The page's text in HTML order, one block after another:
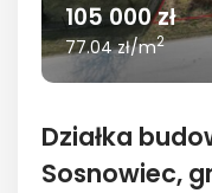
105 000 zł
77.04 zł/m2
Działka
Sosnowiec,